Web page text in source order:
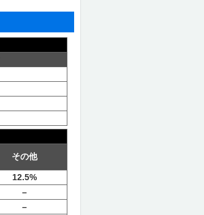
その他
12.5%
–
–